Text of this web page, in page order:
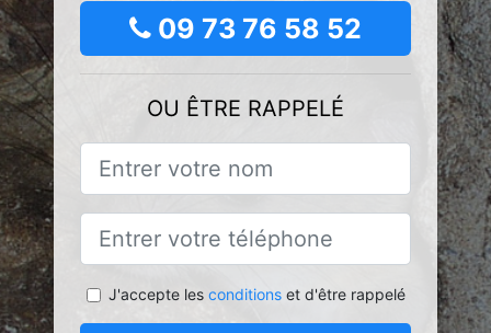
09 73 76 58 52
OU ÊTRE RAPPELÉ
J'accepte les conditionset d'être rappelé